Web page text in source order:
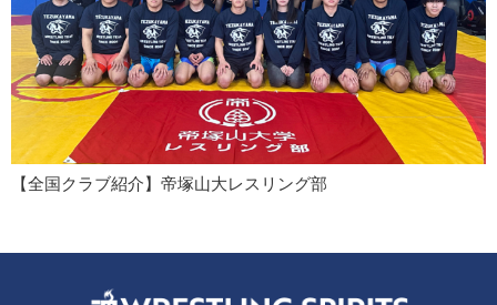
【全国クラブ紹介】帝塚山大レスリング部